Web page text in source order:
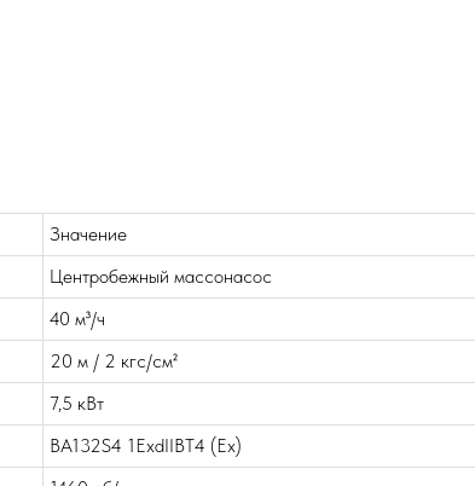
Значение
Центробежный массонасос
40 м³/ч
20 м / 2 кгс/см²
7,5 кВт
ВА132S4 1ExdIIBT4 (Ex)